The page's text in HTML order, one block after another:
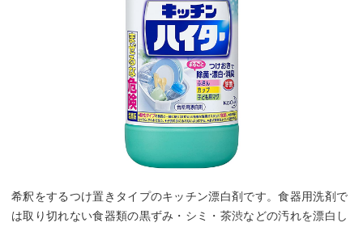
希釈をするつけ置きタイプのキッチン漂白剤です。食器用洗剤で
は取り切れない食器類の黒ずみ・シミ・茶渋などの汚れを漂白し